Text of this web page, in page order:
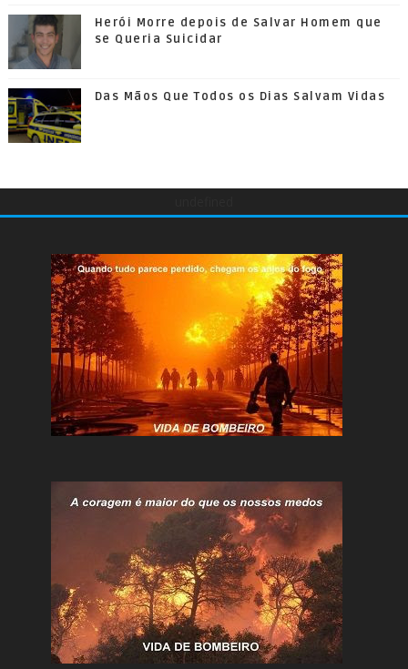
Herói Morre depois de Salvar Homem que
se Queria Suicidar
Das Mãos Que Todos os Dias Salvam Vidas